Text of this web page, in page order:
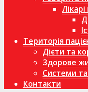
Територія
Дієти та
Здорове
Системи
Контакти